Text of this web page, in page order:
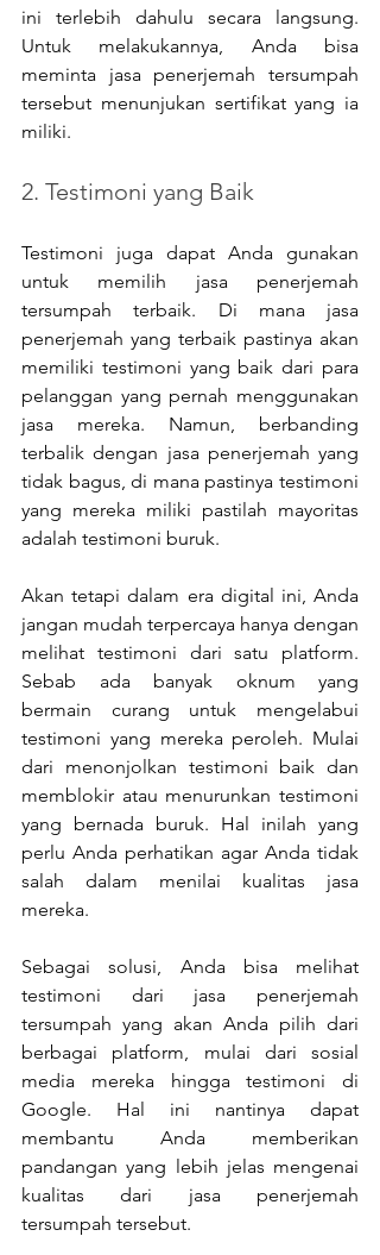
ini terlebih dahulu secara langsung.
Untuk melakukannya, Anda bisa
meminta jasa penerjemah tersumpah
tersebut menunjukan sertifikat yang ia
miliki.
2. Testimoni yang Baik
Testimoni juga dapat Anda gunakan
untuk memilih jasa penerjemah
tersumpah terbaik. Di mana jasa
penerjemah yang terbaik pastinya akan
memiliki testimoni yang baik dari para
pelanggan yang pernah menggunakan
jasa mereka. Namun, berbanding
terbalik dengan jasa penerjemah yang
tidak bagus, di mana pastinya testimoni
yang mereka miliki pastilah mayoritas
adalah testimoni buruk.
Akan tetapi dalam era digital ini, Anda
jangan mudah terpercaya hanya dengan
melihat testimoni dari satu platform.
Sebab ada banyak oknum yang
bermain curang untuk mengelabui
testimoni yang mereka peroleh. Mulai
dari menonjolkan testimoni baik dan
memblokir atau menurunkan testimoni
yang bernada buruk. Hal inilah yang
perlu Anda perhatikan agar Anda tidak
salah dalam menilai kualitas jasa
mereka.
Sebagai solusi, Anda bisa melihat
testimoni dari jasa penerjemah
tersumpah yang akan Anda pilih dari
berbagai platform, mulai dari sosial
media mereka hingga testimoni di
Google. Hal ini nantinya dapat
membantu Anda memberikan
pandangan yang lebih jelas mengenai
kualitas dari jasa penerjemah
tersumpah tersebut.